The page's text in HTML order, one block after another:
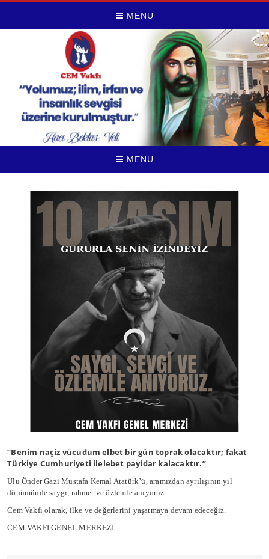
MENU
MENU
“Benim naçiz vücudum elbet bir gün toprak olacaktır; fakat
Türkiye Cumhuriyeti ilelebet payidar kalacaktır.”
Ulu Önder Gazi Mustafa Kemal Atatürk’ü, aramızdan ayrılışının yıl
dönümünde saygı, rahmet ve özlemle anıyoruz.
Cem Vakfı olarak, ilke ve değerlerini yaşatmaya devam edeceğiz.
CEM VAKFI GENEL MERKEZİ